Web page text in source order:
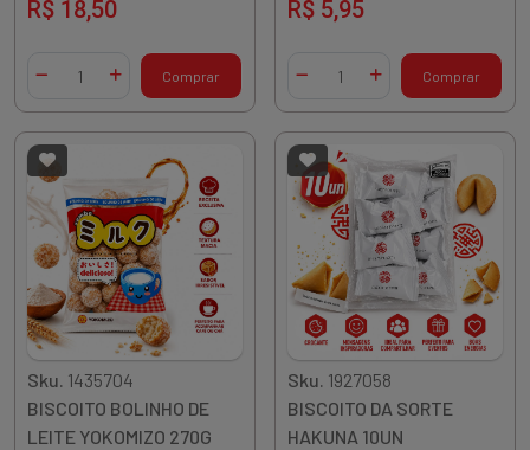
R$ 18,50
Diminuir QuantidadeAdicionar Quantidade
Comprar
R$ 5,95
Diminuir QuantidadeAdicionar Quantidade
Comprar
Sku. 1435704
BISCOITO BOLINHO DE
LEITE YOKOMIZO 270G
Sku. 1927058
BISCOITO DA SORTE
HAKUNA 10UN